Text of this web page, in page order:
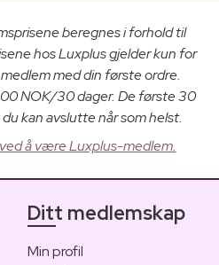
beregnes i forhold til
hos Luxplus gjelder kun for
med din første ordre.
NOK/30 dager. De første 30
kan avslutte når som helst.
å være Luxplus-medlem.
Ditt medlemskap
Min profil